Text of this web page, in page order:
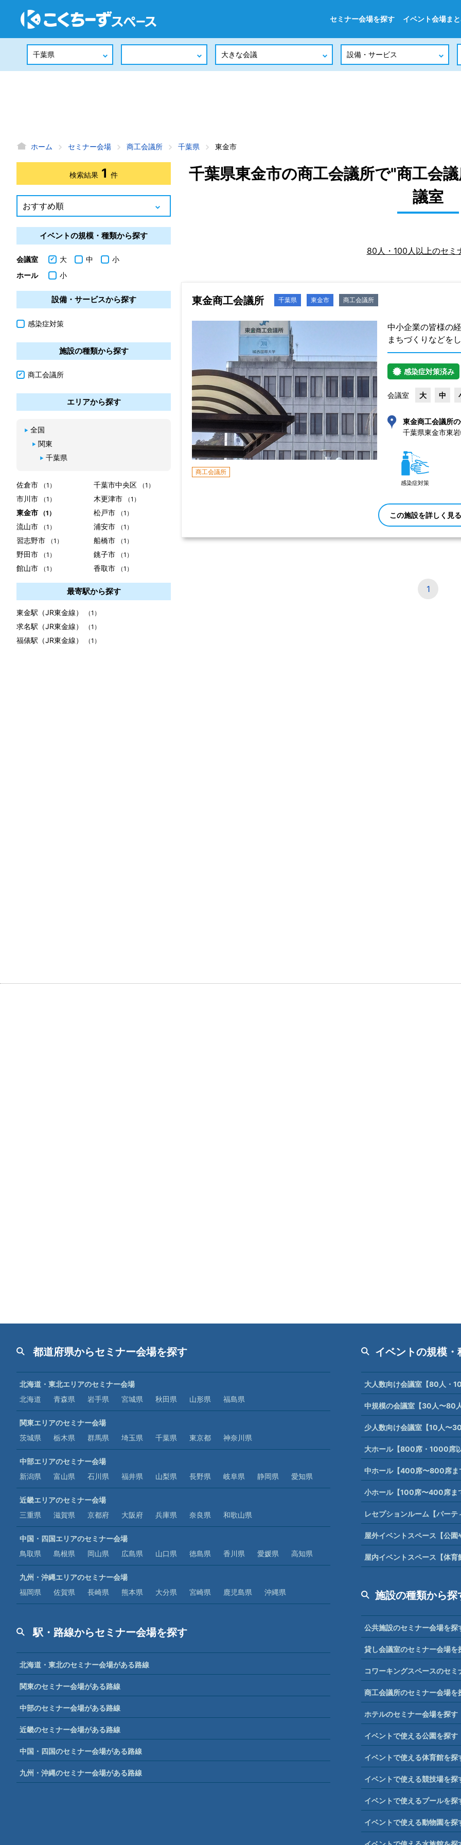
セミナー会場を探す イベント会場ま
ホーム セミナー会場 商工会議所 千葉県 東金市
千葉県東金市の商工会議所で"商工会
議室
80人・100人以上のセミ
東金商工会議所 千葉県 東金市 商工会議所
商工会議所
中小企業の皆様の
まちづくりなどを
感染症対策済み
会議室 大 中
東金商工会議所
千葉県東金市東
感染症対策
この施設を詳しく見る
1
検索結果 1 件
イベントの規模・種類から探す
会議室 大 中
小
ホール
小
設備・サービスから探す
感染症対策
施設の種類から探す
商工会議所
エリアから探す
全国
関東
千葉県
佐倉市 （1） 千葉市中央区 （1）
市川市 （1） 木更津市 （1）
東金市 （1） 松戸市 （1）
流山市 （1） 浦安市 （1）
習志野市 （1） 船橋市 （1）
野田市 （1） 銚子市 （1）
館山市 （1） 香取市 （1）
最寄駅から探す
東金駅（JR東金線） （1）
求名駅（JR東金線） （1）
福俵駅（JR東金線） （1）
都道府県からセミナー会場を探す
北海道・東北エリアのセミナー会場
北海道
青森県 岩手県 宮城県 秋田県 山形県 福島県
関東エリアのセミナー会場
茨城県
栃木県 群馬県 埼玉県 千葉県 東京都 神奈川県
中部エリアのセミナー会場
新潟県
富山県 石川県 福井県 山梨県 長野県 岐阜県 静岡県 愛知県
近畿エリアのセミナー会場
三重県
滋賀県 京都府 大阪府 兵庫県 奈良県 和歌山県
中国・四国エリアのセミナー会場
鳥取県
島根県 岡山県 広島県 山口県 徳島県 香川県 愛媛県 高知県
九州・沖縄エリアのセミナー会場
福岡県
佐賀県 長崎県 熊本県 大分県 宮崎県 鹿児島県 沖縄県
駅・路線からセミナー会場を探す
北海道・東北のセミナー会場がある路線
関東のセミナー会場がある路線
中部のセミナー会場がある路線
近畿のセミナー会場がある路線
中国・四国のセミナー会場がある路線
九州・沖縄のセミナー会場がある路線
イベントの規模
大人数向け会議室【80人・
中規模の会議室【30人〜80
少人数向け会議室【10人〜
大ホール【800席・1000席
中ホール【400席〜800席ま
小ホール【100席〜400席ま
レセプションルーム【パー
屋外イベントスペース【公
屋内イベントスペース【体
施設の種類から探
公共施設のセミナー会場を探
貸し会議室のセミナー会場を
コワーキングスペースのセミ
商工会議所のセミナー会場を
ホテルのセミナー会場を探す
イベントで使える公園を探す
イベントで使える体育館を探
イベントで使える競技場を探
イベントで使えるプールを探
イベントで使える動物園を探